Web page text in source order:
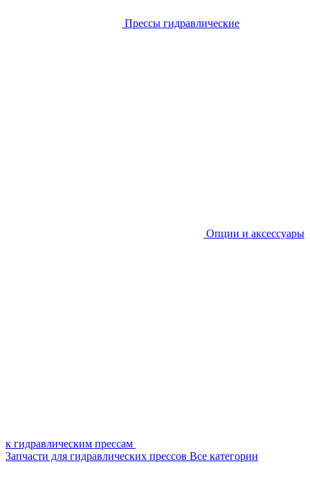
Прессы гидравлические
Опции и аксессуары
к гидравлическим прессам
Запчасти для гидравлических прессов Все категории